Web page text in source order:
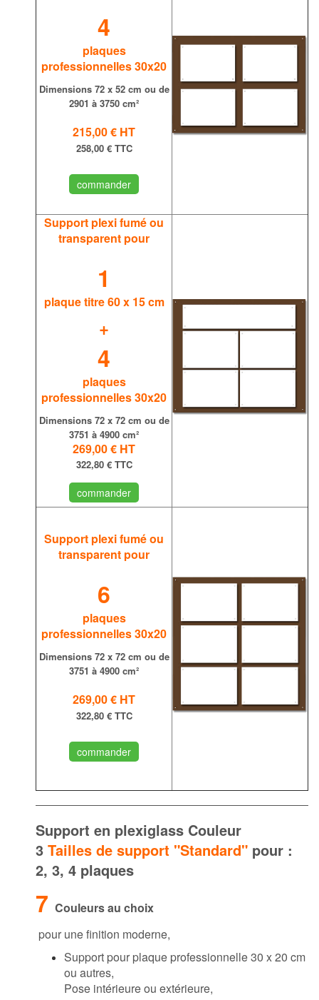
4
plaques
professionnelles 30x20
Dimensions 72 x 52 cm ou de
2901 à 3750 cm²
215,00 € HT
258,00 € TTC
commander
Support plexi fumé ou
transparent pour
1
plaque titre 60 x 15 cm
+
4
plaques
professionnelles 30x20
Dimensions 72 x 72 cm ou de
3751 à 4900 cm²
269,00 € HT
322,80 € TTC
commander
Support plexi fumé ou
transparent pour
6
plaques
professionnelles 30x20
Dimensions 72 x 72 cm ou de
3751 à 4900 cm²
269,00 € HT
322,80 € TTC
commander
Support en plexiglass Couleur
3 Tailles de support "Standard" pour :
2, 3, 4 plaques
7 Couleurs au choix
pour une finition moderne,
Support pour plaque professionnelle 30 x 20 cm
ou autres,
Pose intérieure ou extérieure,